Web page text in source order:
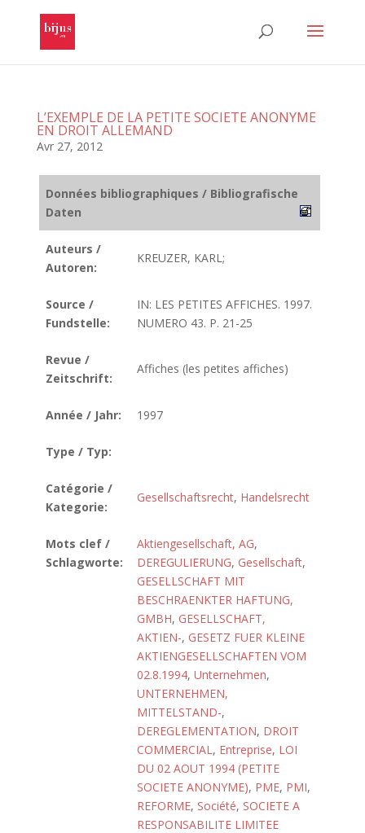
L’EXEMPLE DE LA PETITE SOCIETE ANONYME
EN DROIT ALLEMAND
Avr 27, 2012
Données bibliographiques / Bibliografische
Daten
Auteurs /
Autoren:
KREUZER, KARL;
Source /
Fundstelle:
IN: LES PETITES AFFICHES. 1997.
NUMERO 43. P. 21-25
Revue /
Zeitschrift:
Affiches (les petites affiches)
Année / Jahr: 1997
Type / Typ:
Catégorie /
Kategorie:
Gesellschaftsrecht, Handelsrecht
Mots clef /
Schlagworte:
Aktiengesellschaft, AG,
DEREGULIERUNG, Gesellschaft,
GESELLSCHAFT MIT
BESCHRAENKTER HAFTUNG,
GMBH, GESELLSCHAFT,
AKTIEN-, GESETZ FUER KLEINE
AKTIENGESELLSCHAFTEN VOM
02.8.1994, Unternehmen,
UNTERNEHMEN,
MITTELSTAND-,
DEREGLEMENTATION, DROIT
COMMERCIAL, Entreprise, LOI
DU 02 AOUT 1994 (PETITE
SOCIETE ANONYME), PME, PMI,
REFORME, Société, SOCIETE A
RESPONSABILITE LIMITEE